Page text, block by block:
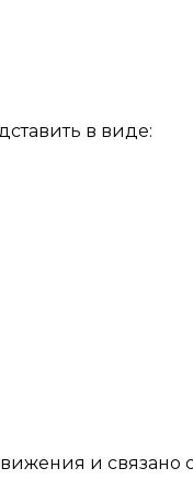
в виде:
и